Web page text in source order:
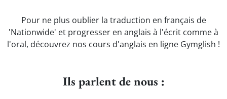
Pour ne plus oublier la traduction en français de
'Nationwide' et progresser en anglais à l'écrit comme à
l'oral, découvrez nos cours d'anglais en ligne Gymglish !
Ils parlent de nous :